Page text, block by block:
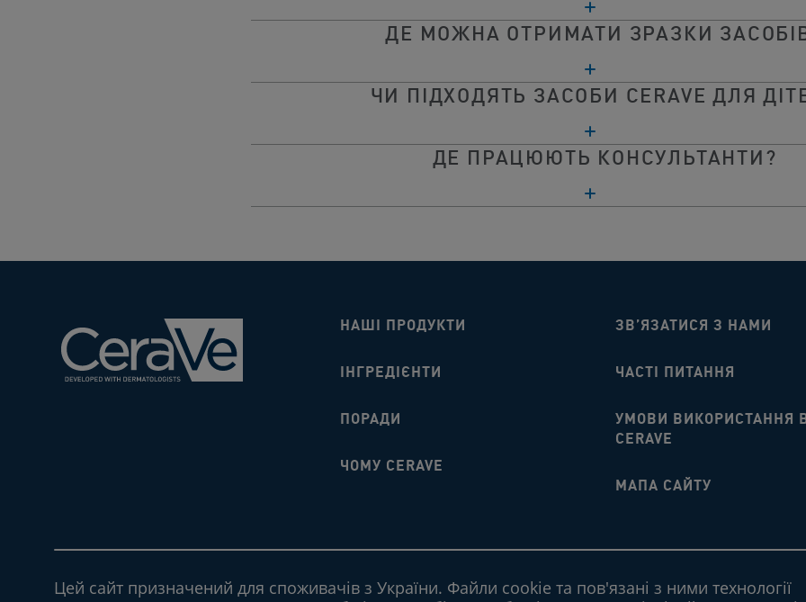
ДЕ МОЖНА ОТРИМАТИ ЗРАЗКИ
ЧИ ПІДХОДЯТЬ ЗАСОБИ CERAVE ДЛЯ
ДЕ ПРАЦЮЮТЬ КОНСУЛЬТАНТИ?
НАШІ ПРОДУКТИ
ІНГРЕДІЄНТИ​
ПОРАДИ​
ЧОМУ CERAVE
ЗВ’ЯЗАТИСЯ З НАМИ​
ЧАСТІ ПИТАННЯ​
УМОВИ ВИКОРИСТАННЯ
CERAVE
МАПА САЙТУ​
Цей сайт призначений для споживачів з України. Файли cookie та пов'язані з ними технології